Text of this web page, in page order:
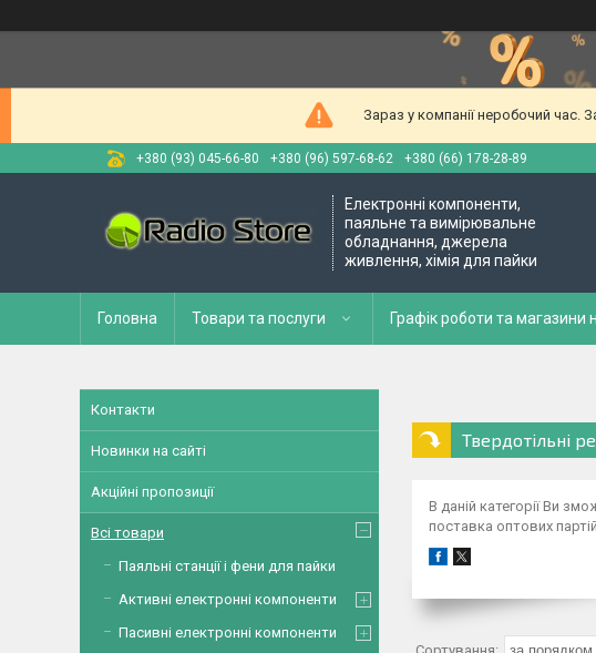
Зараз у компанії неробочий час.
+380 (93) 045-66-80 +380 (96) 597-68-62 +380 (66) 178-28-89
Електронні компоненти,
паяльне та вимірювальне
обладнання, джерела
живлення, хімія для пайки
Головна Товари та послуги Графік роботи та магазини
Твердотільні
В даній категорії Ви
поставка оптових
Контакти
Новинки на сайті
Акційні пропозиції
Всі товари
Паяльні станції і фени для пайки
Активні електронні компоненти
Пасивні електронні компоненти